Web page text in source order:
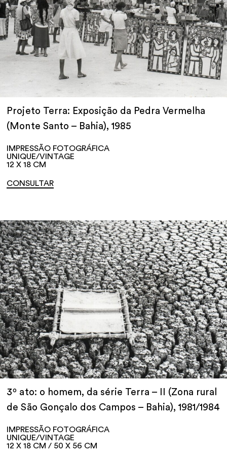
Projeto Terra: Exposição da Pedra Vermelha
(Monte Santo – Bahia), 1985
IMPRESSÃO FOTOGRÁFICA
UNIQUE/VINTAGE
12 X 18 CM
CONSULTAR
3º ato: o homem, da série Terra – II (Zona rural
de São Gonçalo dos Campos – Bahia), 1981/1984
IMPRESSÃO FOTOGRÁFICA
UNIQUE/VINTAGE
12 X 18 CM / 50 X 56 CM